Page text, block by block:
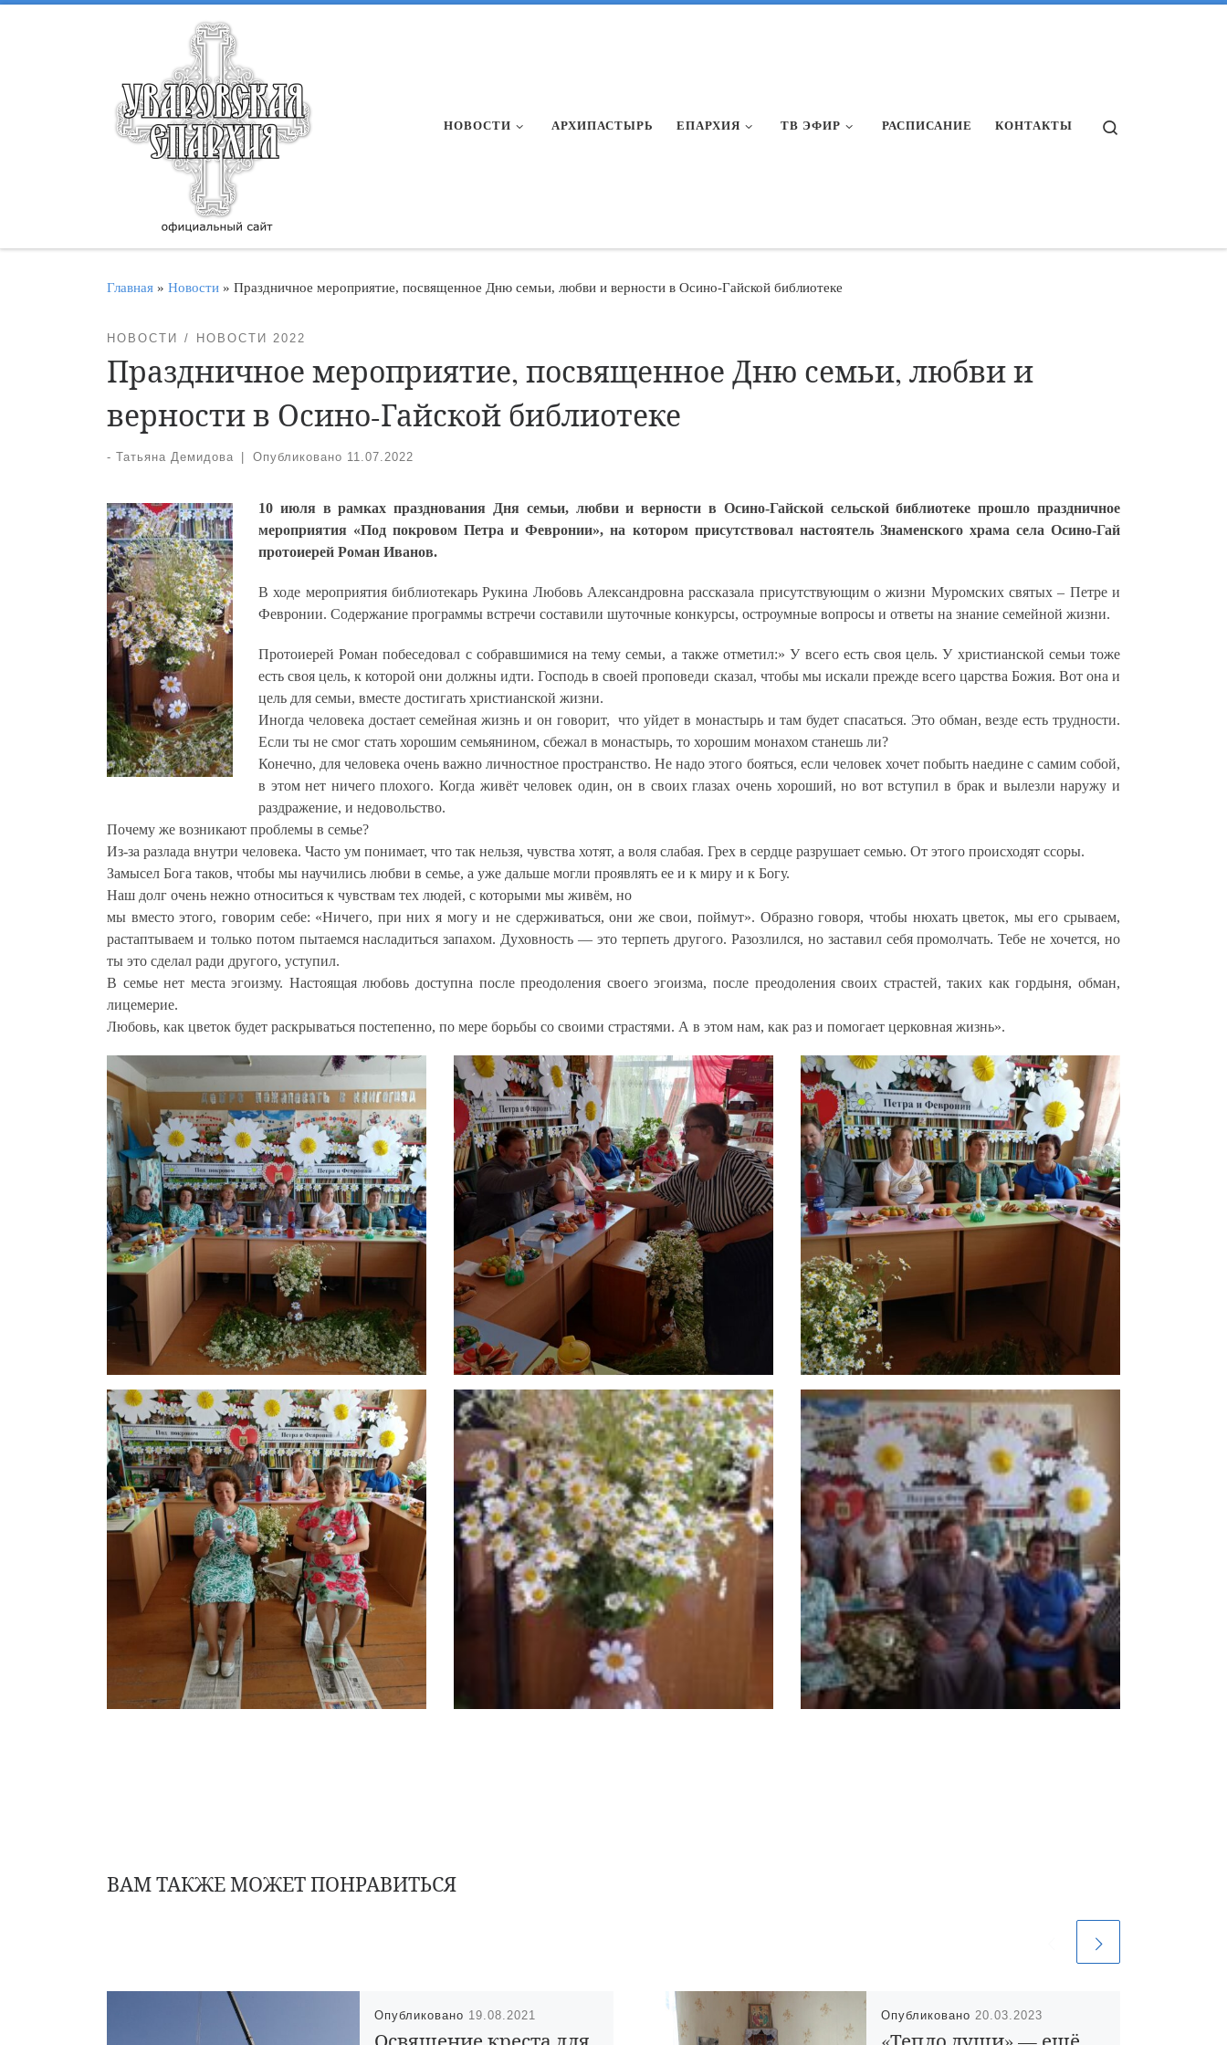
НОВОСТИ АРХИПАСТЫРЬ ЕПАРХИЯ ТВ ЭФИР РАСПИСАНИЕ КОНТАКТЫ
Главная » Новости » Праздничное мероприятие, посвященное Дню семьи, любви и верности в Осино-Гайской библиотеке
НОВОСТИ НОВОСТИ 2022
Праздничное мероприятие, посвященное Дню семьи, любви и
верности в Осино-Гайской библиотеке
- Татьяна Демидова Опубликовано 11.07.2022
10 июля в рамках празднования Дня семьи, любви и верности в Осино-Гайской сельской библиотеке прошло праздничное
мероприятия «Под покровом Петра и Февронии», на котором присутствовал настоятель Знаменского храма села Осино-Гай
протоиерей Роман Иванов.
В ходе мероприятия библиотекарь Рукина Любовь Александровна рассказала присутствующим о жизни Муромских святых – Петре и
Февронии. Содержание программы встречи составили шуточные конкурсы, остроумные вопросы и ответы на знание семейной жизни.
Протоиерей Роман побеседовал с собравшимися на тему семьи, а также отметил:» У всего есть своя цель. У христианской семьи тоже
есть своя цель, к которой они должны идти. Господь в своей проповеди сказал, чтобы мы искали прежде всего царства Божия. Вот она и
цель для семьи, вместе достигать христианской жизни.
Иногда человека достает семейная жизнь и он говорит, что уйдет в монастырь и там будет спасаться. Это обман, везде есть трудности.
Если ты не смог стать хорошим семьянином, сбежал в монастырь, то хорошим монахом станешь ли?
Конечно, для человека очень важно личностное пространство. Не надо этого бояться, если человек хочет побыть наедине с самим собой,
в этом нет ничего плохого. Когда живёт человек один, он в своих глазах очень хороший, но вот вступил в брак и вылезли наружу и
раздражение, и недовольство.
Почему же возникают проблемы в семье?
Из-за разлада внутри человека. Часто ум понимает, что так нельзя, чувства хотят, а воля слабая. Грех в сердце разрушает семью. От этого происходят ссоры.
Замысел Бога таков, чтобы мы научились любви в семье, а уже дальше могли проявлять ее и к миру и к Богу.
Наш долг очень нежно относиться к чувствам тех людей, с которыми мы живём, но
мы вместо этого, говорим себе: «Ничего, при них я могу и не сдерживаться, они же свои, поймут». Образно говоря, чтобы нюхать цветок, мы его срываем,
растаптываем и только потом пытаемся насладиться запахом. Духовность — это терпеть другого. Разозлился, но заставил себя промолчать. Тебе не хочется, но
ты это сделал ради другого, уступил.
В семье нет места эгоизму. Настоящая любовь доступна после преодоления своего эгоизма, после преодоления своих страстей, таких как гордыня, обман,
лицемерие.
Любовь, как цветок будет раскрываться постепенно, по мере борьбы со своими страстями. А в этом нам, как раз и помогает церковная жизнь».
ВАМ ТАКЖЕ МОЖЕТ ПОНРАВИТЬСЯ
Опубликовано 19.08.2021 Опубликовано 20.03.2023